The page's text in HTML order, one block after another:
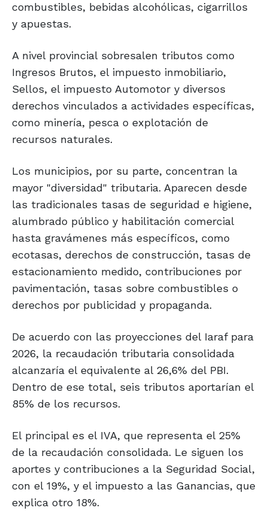
combustibles, bebidas alcohólicas, cigarrillos
y apuestas.
A nivel provincial sobresalen tributos como
Ingresos Brutos, el impuesto inmobiliario,
Sellos, el impuesto Automotor y diversos
derechos vinculados a actividades específicas,
como minería, pesca o explotación de
recursos naturales.
Los municipios, por su parte, concentran la
mayor "diversidad" tributaria. Aparecen desde
las tradicionales tasas de seguridad e higiene,
alumbrado público y habilitación comercial
hasta gravámenes más específicos, como
ecotasas, derechos de construcción, tasas de
estacionamiento medido, contribuciones por
pavimentación, tasas sobre combustibles o
derechos por publicidad y propaganda.
De acuerdo con las proyecciones del Iaraf para
2026, la recaudación tributaria consolidada
alcanzaría el equivalente al 26,6% del PBI.
Dentro de ese total, seis tributos aportarían el
85% de los recursos.
El principal es el IVA, que representa el 25%
de la recaudación consolidada. Le siguen los
aportes y contribuciones a la Seguridad Social,
con el 19%, y el impuesto a las Ganancias, que
explica otro 18%.